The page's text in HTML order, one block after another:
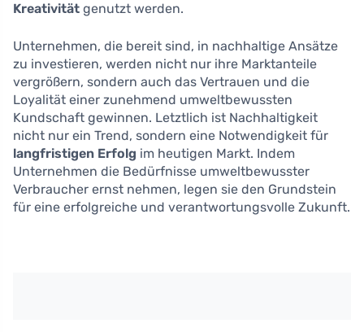
Kreativität genutzt werden.
Unternehmen, die bereit sind, in nachhaltige Ansätze
zu investieren, werden nicht nur ihre Marktanteile
vergrößern, sondern auch das Vertrauen und die
Loyalität einer zunehmend umweltbewussten
Kundschaft gewinnen. Letztlich ist Nachhaltigkeit
nicht nur ein Trend, sondern eine Notwendigkeit für
langfristigen Erfolg im heutigen Markt. Indem
Unternehmen die Bedürfnisse umweltbewusster
Verbraucher ernst nehmen, legen sie den Grundstein
für eine erfolgreiche und verantwortungsvolle Zukunft.